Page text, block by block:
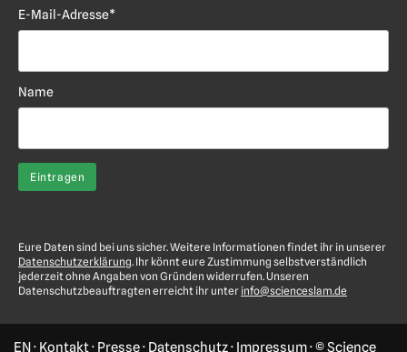
E-Mail-Adresse*
Name
Eure Daten sind bei uns sicher. Weitere Informationen findet ihr in unserer
Datenschutzerklärung. Ihr könnt eure Zustimmung selbstverständlich
jederzeit ohne Angaben von Gründen widerrufen. Unseren
Datenschutzbeauftragten erreicht ihr unter info@scienceslam.de
EN· Kontakt· Presse· Datenschutz· Impressum· © Science